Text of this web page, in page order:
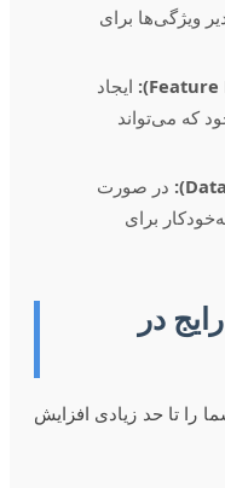
ویژگی‌ها برای
ایجاد
که می‌تواند
در صورت
برای
در
را تا حد زیادی افزایش